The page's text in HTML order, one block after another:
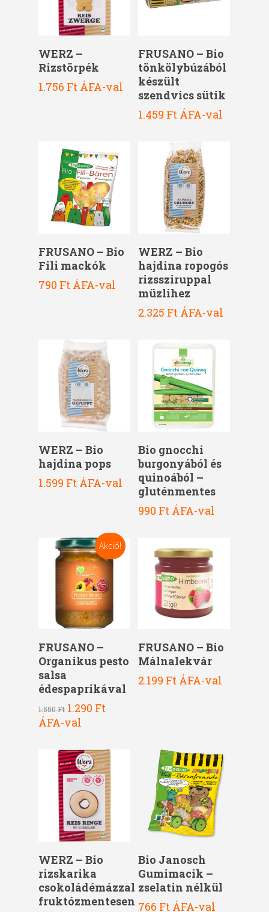
Kosárba Teszem
WERZ –
Rizstörpék
1.756 Ft ÁFA-val
Kosárba Teszem
FRUSANO – Bio
tönkölybúzából
készült
szendvics sütik
1.459 Ft ÁFA-val
Kosárba Teszem
FRUSANO – Bio
Fili mackók
790 Ft ÁFA-val
Kosárba Teszem
WERZ – Bio
hajdina ropogós
rizssziruppal
müzlihez
2.325 Ft ÁFA-val
Kosárba Teszem
WERZ – Bio
hajdina pops
1.599 Ft ÁFA-val
Kosárba Teszem
Bio gnocchi
burgonyából és
quinoából –
gluténmentes
990 Ft ÁFA-val
Akció!
Kosárba Teszem
FRUSANO –
Organikus pesto
salsa
édespaprikával
1.550Ft Original
price
1.550 Ft.
1.290 FtCurrent
1.290 Ft.
ÁFA-val
Kosárba Teszem
FRUSANO – Bio
Málnalekvár
2.199 Ft ÁFA-val
Kosárba Teszem
WERZ – Bio
rizskarika
csokoládémázzal
fruktózmentesen
Kosárba Teszem
Bio Janosch
Gumimacik –
zselatin nélkül
766 Ft ÁFA-val